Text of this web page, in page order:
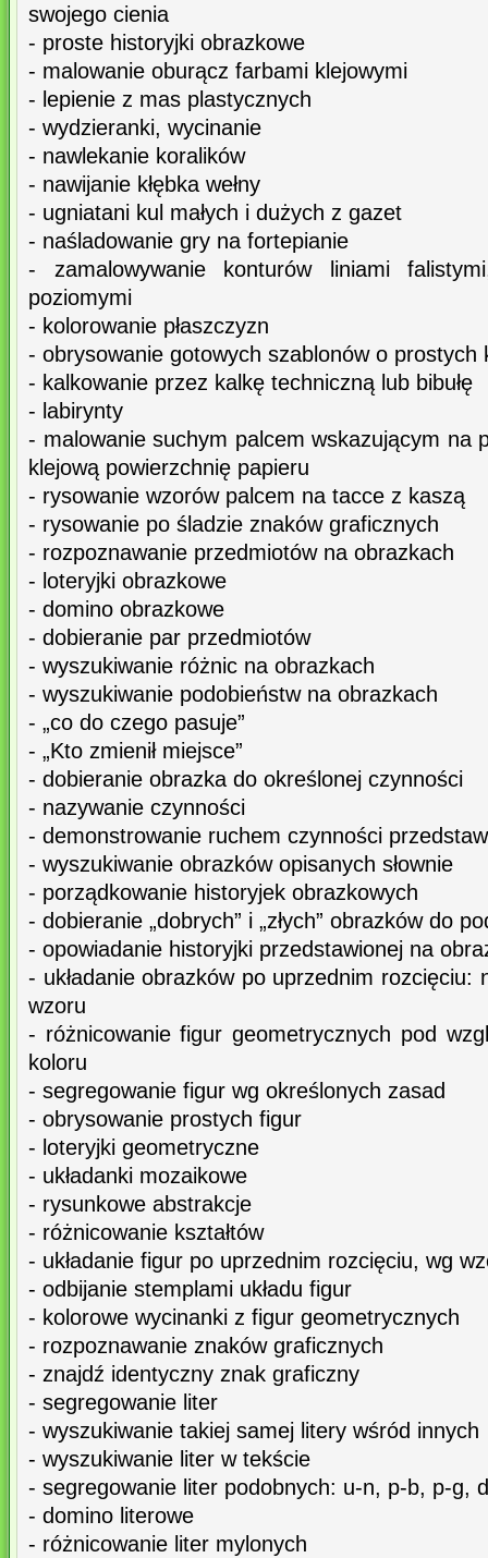
swojego cienia
- proste historyjki obrazkowe
- malowanie oburącz farbami klejowymi
- lepienie z mas plastycznych
- wydzieranki, wycinanie
- nawlekanie koralików
- nawijanie kłębka wełny
- ugniatani kul małych i dużych z gazet
- naśladowanie gry na fortepianie
- zamalowywanie konturów liniami
poziomymi
- kolorowanie płaszczyzn
- obrysowanie gotowych szablonów o prostych
- kalkowanie przez kalkę techniczną lub bibułę
- labirynty
- malowanie suchym palcem wskazującym na
klejową powierzchnię papieru
- rysowanie wzorów palcem na tacce z kaszą
- rysowanie po śladzie znaków graficznych
- rozpoznawanie przedmiotów na obrazkach
- loteryjki obrazkowe
- domino obrazkowe
- dobieranie par przedmiotów
- wyszukiwanie różnic na obrazkach
- wyszukiwanie podobieństw na obrazkach
- „co do czego pasuje”
- „Kto zmienił miejsce”
- dobieranie obrazka do określonej czynności
- nazywanie czynności
- demonstrowanie ruchem czynności
- wyszukiwanie obrazków opisanych słownie
- porządkowanie historyjek obrazkowych
- dobieranie „dobrych” i „złych” obrazków do
- opowiadanie historyjki przedstawionej na
- układanie obrazków po uprzednim rozcięciu:
wzoru
- różnicowanie figur geometrycznych pod
koloru
- segregowanie figur wg określonych zasad
- obrysowanie prostych figur
- loteryjki geometryczne
- układanki mozaikowe
- rysunkowe abstrakcje
- różnicowanie kształtów
- układanie figur po uprzednim rozcięciu, wg
- odbijanie stemplami układu figur
- kolorowe wycinanki z figur geometrycznych
- rozpoznawanie znaków graficznych
- znajdź identyczny znak graficzny
- segregowanie liter
- wyszukiwanie takiej samej litery wśród innych
- wyszukiwanie liter w tekście
- segregowanie liter podobnych: u-n, p-b, p-g,
- domino literowe
- różnicowanie liter mylonych